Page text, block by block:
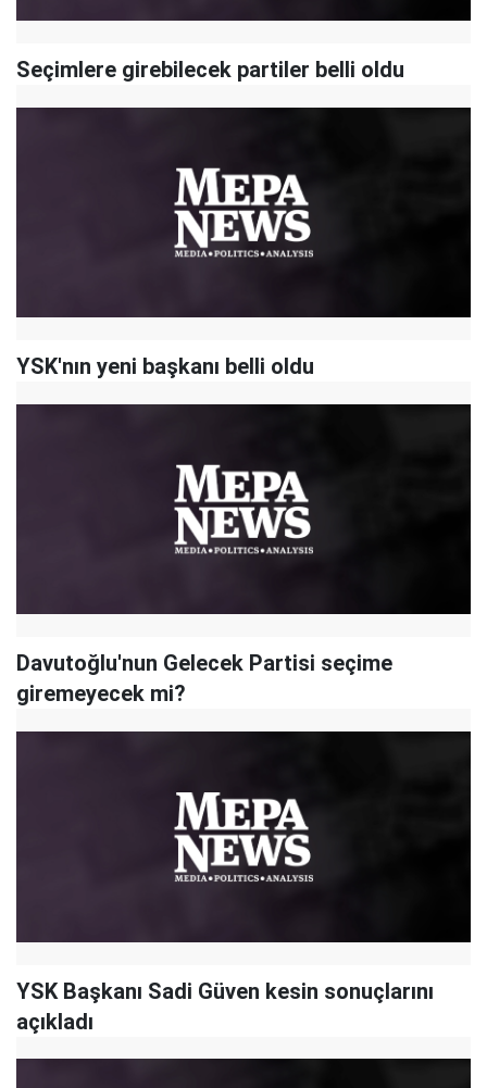
Seçimlere girebilecek partiler belli oldu
YSK'nın yeni başkanı belli oldu
Davutoğlu'nun Gelecek Partisi seçime
giremeyecek mi?
YSK Başkanı Sadi Güven kesin sonuçlarını
açıkladı